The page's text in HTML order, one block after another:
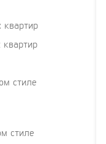
квартир
стиле
стиле